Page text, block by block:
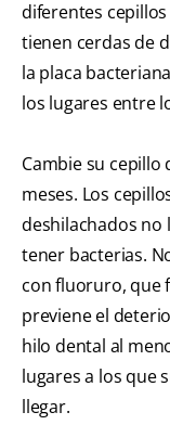
diferentes
tienen cerdas de
la placa
los lugares entre
Cambie su
meses. Los
deshilachados no
tener bacterias.
con fluoruro, que
previene el
hilo dental al
lugares a los que
llegar.